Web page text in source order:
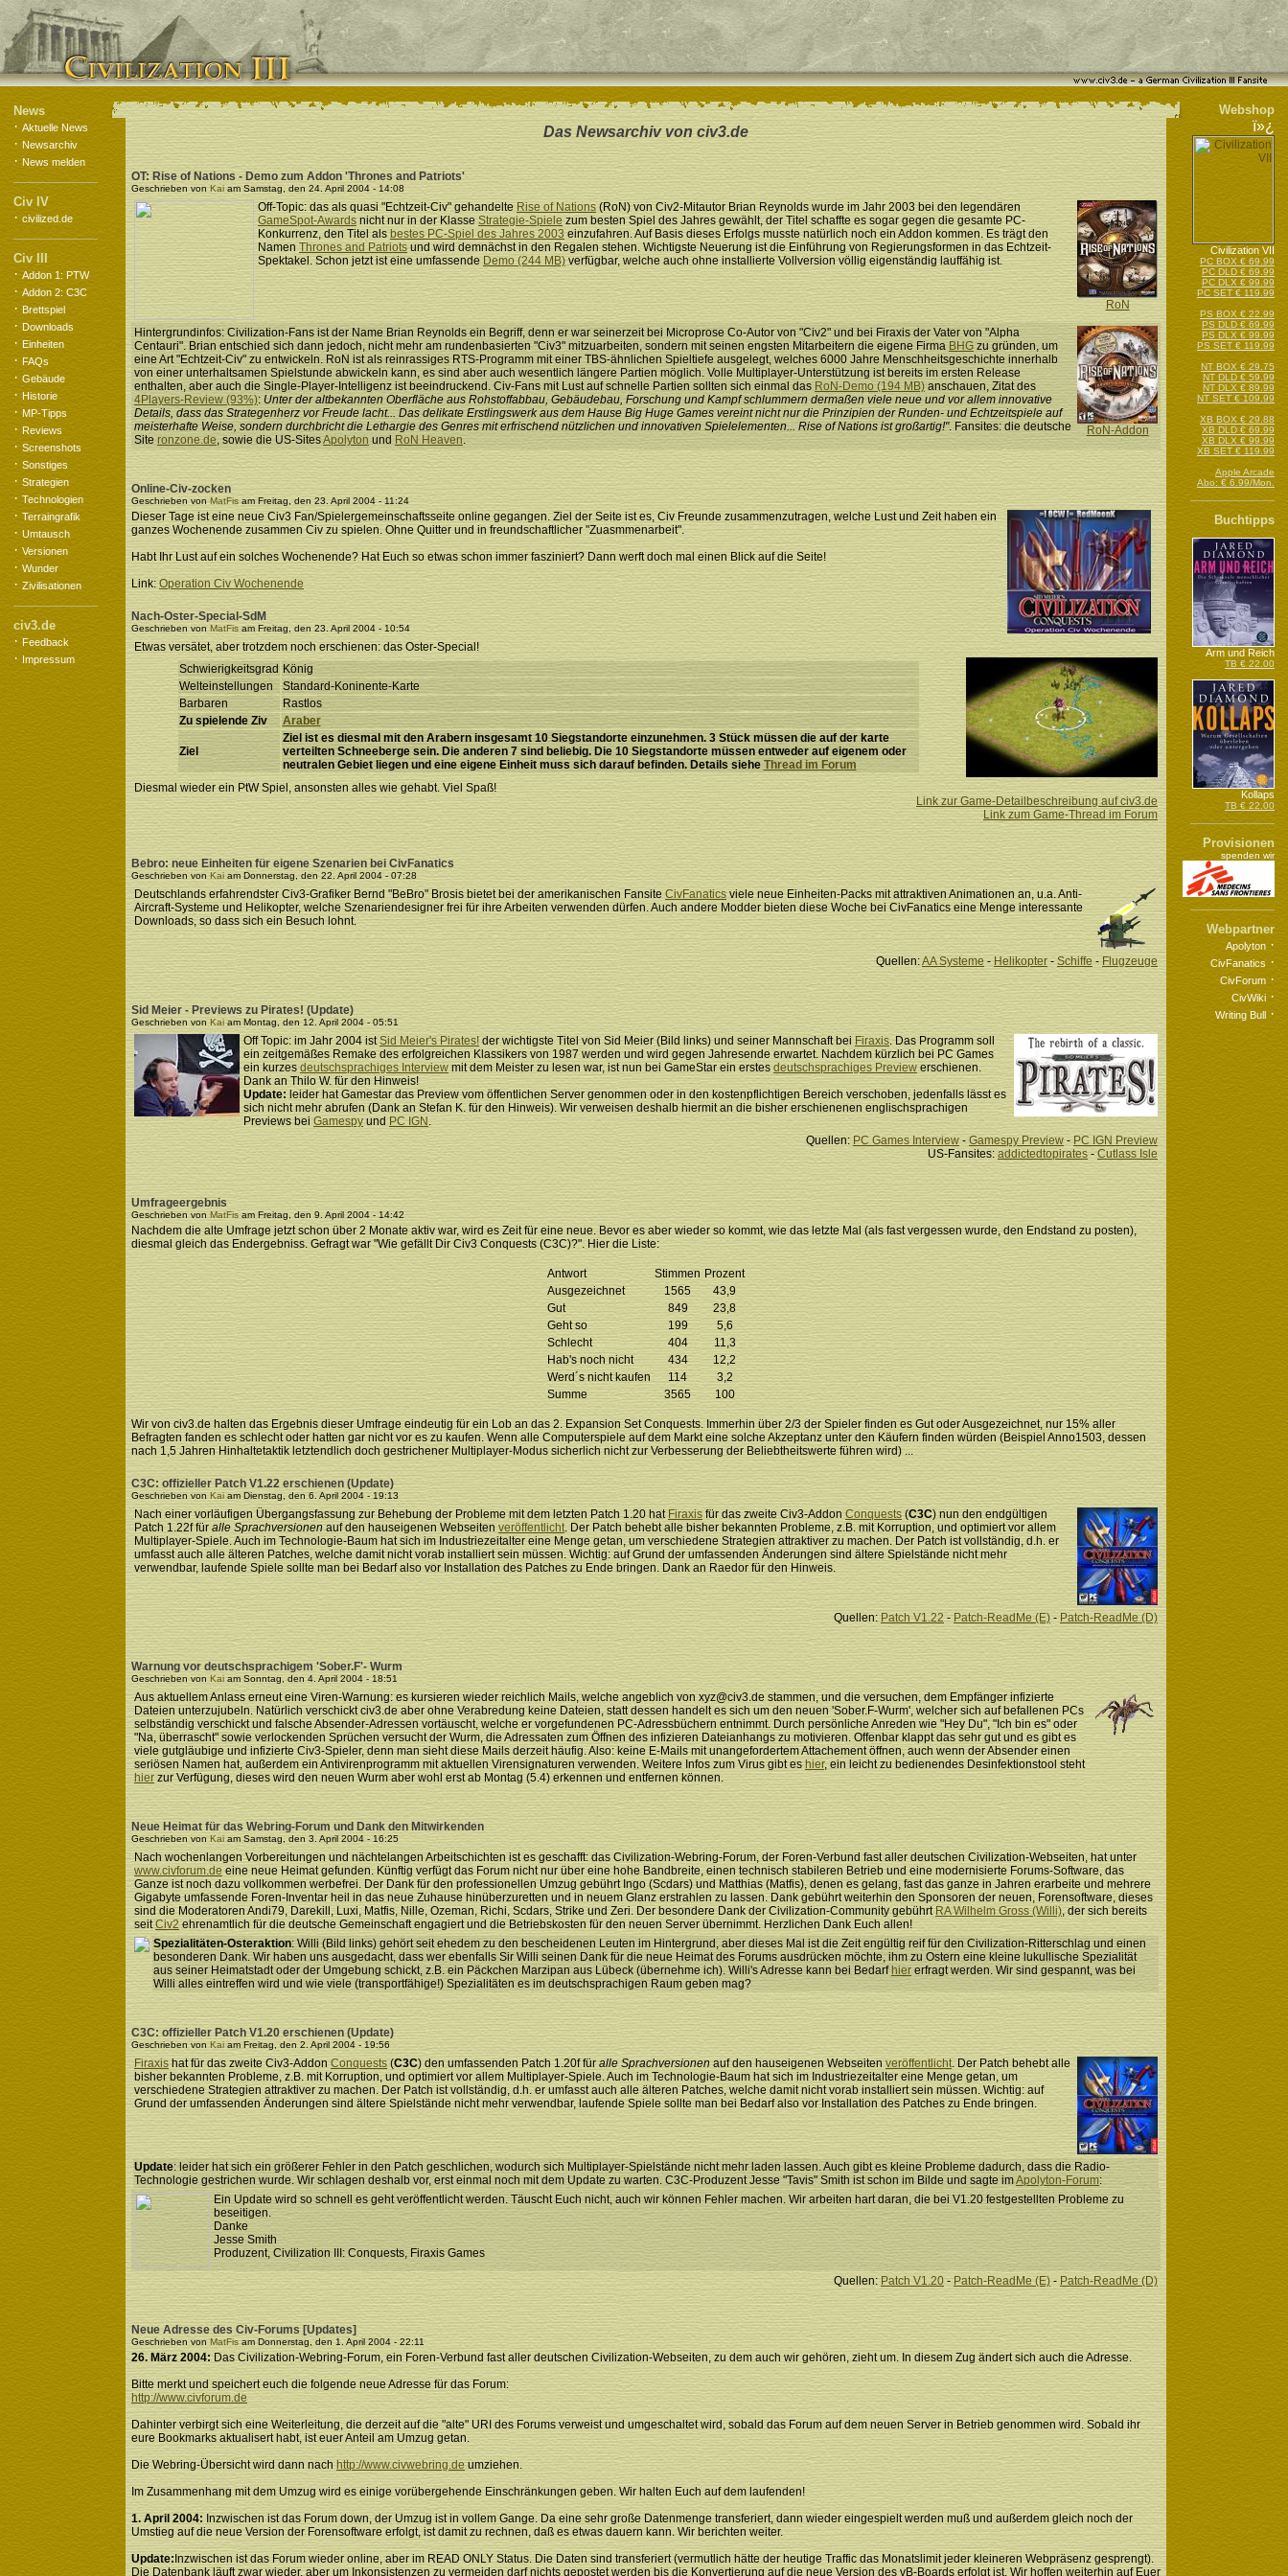
News Webshop
· Aktuelle News
· Newsarchiv
· News melden
Civ IV
· civilized.de
Civ III
· Addon 1: PTW
· Addon 2: C3C
· Brettspiel
· Downloads
· Einheiten
· FAQs
· Gebäude
· Historie
· MP-Tipps
· Reviews
· Screenshots
· Sonstiges
· Strategien
· Technologien
· Terraingrafik
· Umtausch
· Versionen
· Wunder
· Zivilisationen
civ3.de
· Feedback
· Impressum
Das Newsarchiv von civ3.de
OT: Rise of Nations - Demo zum Addon 'Thrones and Patriots'
Geschrieben vonKaiam Samstag, den 24. April 2004 - 14:08
Off-Topic: das als quasi "Echtzeit-Civ" gehandelteRise of Nations (RoN) von Civ2-Mitautor Brian Reynolds wurde im Jahr 2003 bei den legendären
GameSpot-Awardsnicht nur in der Klasse Strategie-Spiele zum besten Spiel des Jahres gewählt, der Titel schaffte es sogar gegen die gesamte PC-
Konkurrenz, den Titel als bestes PC-Spiel des Jahres 2003einzufahren. Auf Basis dieses Erfolgs musste natürlich noch ein Addon kommen. Es trägt den
Namen Thrones and Patriotsund wird demnächst in den Regalen stehen. Wichtigste Neuerung ist die Einführung von Regierungsformen in das Echtzeit-
Spektakel. Schon jetzt ist eine umfassende Demo (244 MB)verfügbar, welche auch ohne installierte Vollversion völlig eigenständig lauffähig ist.
RoN
Hintergrundinfos: Civilization-Fans ist der Name Brian Reynolds ein Begriff, denn er war seinerzeit bei Microprose Co-Autor von "Civ2" und bei Firaxis der Vater von "Alpha
Centauri". Brian entschied sich dann jedoch, nicht mehr am rundenbasierten "Civ3" mitzuarbeiten, sondern mit seinen engsten Mitarbeitern die eigene Firma BHGzu gründen, um
eine Art "Echtzeit-Civ" zu entwickeln. RoN ist als reinrassiges RTS-Programm mit einer TBS-ähnlichen Spieltiefe ausgelegt, welches 6000 Jahre Menschheitsgeschichte innerhalb
von einer unterhaltsamen Spielstunde abwickeln kann, es sind aber auch wesentlich längere Partien möglich. Volle Multiplayer-Unterstützung ist bereits im ersten Release
enthalten, aber auch die Single-Player-Intelligenz ist beeindruckend. Civ-Fans mit Lust auf schnelle Partien sollten sich einmal das RoN-Demo (194 MB) anschauen, Zitat des
4Players-Review (93%):Unter der altbekannten Oberfläche aus Rohstoffabbau, Gebäudebau, Forschung und Kampf schlummern dermaßen viele neue und vor allem innovative
Details, dass das Strategenherz vor Freude lacht... Das delikate Erstlingswerk aus dem Hause Big Huge Games vereint nicht nur die Prinzipien der Runden- und Echtzeitspiele auf
meisterhafte Weise, sondern durchbricht die Lethargie des Genres mit erfrischend nützlichen und innovativen Spielelementen... Rise of Nations ist großartig!". Fansites: die deutsche
Site ronzone.de, sowie die US-SitesApolyton und RoN Heaven.
RoN-Addon
Online-Civ-zocken
Geschrieben vonMatFisam Freitag, den 23. April 2004 - 11:24
Dieser Tage ist eine neue Civ3 Fan/Spielergemeinschaftsseite online gegangen. Ziel der Seite ist es, Civ Freunde zusammenzutragen, welche Lust und Zeit haben ein
ganzes Wochenende zusammen Civ zu spielen. Ohne Quitter und in freundschaftlicher "Zuasmmenarbeit".
Habt Ihr Lust auf ein solches Wochenende? Hat Euch so etwas schon immer fasziniert? Dann werft doch mal einen Blick auf die Seite!
Link: Operation Civ Wochenende
Nach-Oster-Special-SdM
Geschrieben von MatFis am Freitag, den 23. April 2004 - 10:54
Etwas versätet, aber trotzdem noch erschienen: das Oster-Special!
Schwierigkeitsgrad König
Welteinstellungen
Standard-Koninente-Karte
Barbaren
Rastlos
Zu spielende Ziv
Araber
Ziel
Ziel ist es diesmal mit den Arabern insgesamt 10 Siegstandorte einzunehmen. 3 Stück müssen die auf der karte
verteilten Schneeberge sein. Die anderen 7 sind beliebig. Die 10 Siegstandorte müssen entweder auf eigenem oder
neutralen Gebiet liegen und eine eigene Einheit muss sich darauf befinden. Details siehe Thread im Forum
Diesmal wieder ein PtW Spiel, ansonsten alles wie gehabt. Viel Spaß!
Link zur Game-Detailbeschreibung auf civ3.de
Link zum Game-Thread im Forum
Bebro: neue Einheiten für eigene Szenarien bei CivFanatics
Geschrieben von Kai am Donnerstag, den 22. April 2004 - 07:28
Deutschlands erfahrendster Civ3-Grafiker Bernd "BeBro" Brosis bietet bei der amerikanischen Fansite CivFanaticsviele neue Einheiten-Packs mit attraktiven Animationen an, u.a. Anti-
Aircraft-Systeme und Helikopter, welche Szenariendesigner frei für ihre Arbeiten verwenden dürfen. Auch andere Modder bieten diese Woche bei CivFanatics eine Menge interessante
Downloads, so dass sich ein Besuch lohnt.
Quellen:AA Systeme - Helikopter -Schiffe - Flugzeuge
Sid Meier - Previews zu Pirates! (Update)
Geschrieben vonKaiam Montag, den 12. April 2004 - 05:51
Off Topic: im Jahr 2004 istSid Meier's Pirates!der wichtigste Titel von Sid Meier (Bild links) und seiner Mannschaft bei Firaxis. Das Programm soll
ein zeitgemäßes Remake des erfolgreichen Klassikers von 1987 werden und wird gegen Jahresende erwartet. Nachdem kürzlich bei PC Games
ein kurzesdeutschsprachiges Interview mit dem Meister zu lesen war, ist nun bei GameStar ein erstesdeutschsprachiges Preview erschienen.
Dank an Thilo W. für den Hinweis!
Update:leider hat Gamestar das Preview vom öffentlichen Server genommen oder in den kostenpflichtigen Bereich verschoben, jedenfalls lässt es
sich nicht mehr abrufen (Dank an Stefan K. für den Hinweis). Wir verweisen deshalb hiermit an die bisher erschienenen englischsprachigen
Previews bei GamespyundPC IGN .
Quellen: PC Games Interview -Gamespy Preview- PC IGN Preview
US-Fansites: addictedtopirates- Cutlass Isle
Umfrageergebnis
Geschrieben vonMatFisam Freitag, den 9. April 2004 - 14:42
Nachdem die alte Umfrage jetzt schon über 2 Monate aktiv war, wird es Zeit für eine neue. Bevor es aber wieder so kommt, wie das letzte Mal (als fast vergessen wurde, den Endstand zu posten),
diesmal gleich das Endergebniss. Gefragt war "Wie gefällt Dir Civ3 Conquests (C3C)?". Hier die Liste:
Antwort Stimmen Prozent
Ausgezeichnet
1565
43,9
Gut
849
23,8
Geht so
199
5,6
Schlecht
404
11,3
Hab's noch nicht
434
12,2
Werd´s nicht kaufen
114
3,2
Summe
3565 100
Wir von civ3.de halten das Ergebnis dieser Umfrage eindeutig für ein Lob an das 2. Expansion Set Conquests. Immerhin über 2/3 der Spieler finden es Gut oder Ausgezeichnet, nur 15% aller
Befragten fanden es schlecht oder hatten gar nicht vor es zu kaufen. Wenn alle Computerspiele auf dem Markt eine solche Akzeptanz unter den Käufern finden würden (Beispiel Anno1503, dessen
nach 1,5 Jahren Hinhaltetaktik letztendlich doch gestrichener Multiplayer-Modus sicherlich nicht zur Verbesserung der Beliebtheitswerte führen wird) ...
C3C: offizieller Patch V1.22 erschienen (Update)
Geschrieben vonKai am Dienstag, den 6. April 2004 - 19:13
Nach einer vorläufigen Übergangsfassung zur Behebung der Probleme mit dem letzten Patch 1.20 hat Firaxis für das zweite Civ3-Addon Conquests(C3C) nun den endgültigen
Patch 1.22f füralle Sprachversionenauf den hauseigenen Webseitenveröffentlicht. Der Patch behebt alle bisher bekannten Probleme, z.B. mit Korruption, und optimiert vor allem
Multiplayer-Spiele. Auch im Technologie-Baum hat sich im Industriezeitalter eine Menge getan, um verschiedene Strategien attraktiver zu machen. Der Patch ist vollständig, d.h. er
umfasst auch alle älteren Patches, welche damit nicht vorab installiert sein müssen. Wichtig: auf Grund der umfassenden Änderungen sind ältere Spielstände nicht mehr
verwendbar, laufende Spiele sollte man bei Bedarf also vor Installation des Patches zu Ende bringen. Dank an Raedor für den Hinweis.
Quellen:Patch V1.22-Patch-ReadMe (E) -Patch-ReadMe (D)
Warnung vor deutschsprachigem 'Sober.F'- Wurm
Geschrieben vonKaiam Sonntag, den 4. April 2004 - 18:51
Aus aktuellem Anlass erneut eine Viren-Warnung: es kursieren wieder reichlich Mails, welche angeblich von xyz@civ3.de stammen, und die versuchen, dem Empfänger infizierte
Dateien unterzujubeln. Natürlich verschickt civ3.de aber ohne Verabredung keine Dateien, statt dessen handelt es sich um den neuen 'Sober.F-Wurm', welcher sich auf befallenen PCs
selbständig verschickt und falsche Absender-Adressen vortäuscht, welche er vorgefundenen PC-Adressbüchern entnimmt. Durch persönliche Anreden wie "Hey Du", "Ich bin es" oder
"Na, überrascht" sowie verlockenden Sprüchen versucht der Wurm, die Adressaten zum Öffnen des infizieren Dateianhangs zu motivieren. Offenbar klappt das sehr gut und es gibt es
viele gutgläubige und infizierte Civ3-Spieler, denn man sieht diese Mails derzeit häufig. Also: keine E-Mails mit unangefordertem Attachement öffnen, auch wenn der Absender einen
seriösen Namen hat, außerdem ein Antivirenprogramm mit aktuellen Virensignaturen verwenden. Weitere Infos zum Virus gibt eshier, ein leicht zu bedienendes Desinfektionstool steht
hier zur Verfügung, dieses wird den neuen Wurm aber wohl erst ab Montag (5.4) erkennen und entfernen können.
Neue Heimat für das Webring-Forum und Dank den Mitwirkenden
Geschrieben von Kai am Samstag, den 3. April 2004 - 16:25
Nach wochenlangen Vorbereitungen und nächtelangen Arbeitschichten ist es geschafft: das Civilization-Webring-Forum, der Foren-Verbund fast aller deutschen Civilization-Webseiten, hat unter
www.civforum.de eine neue Heimat gefunden. Künftig verfügt das Forum nicht nur über eine hohe Bandbreite, einen technisch stabileren Betrieb und eine modernisierte Forums-Software, das
Ganze ist noch dazu vollkommen werbefrei. Der Dank für den professionellen Umzug gebührt Ingo (Scdars) und Matthias (Matfis), denen es gelang, fast das ganze in Jahren erarbeite und mehrere
Gigabyte umfassende Foren-Inventar heil in das neue Zuhause hinüberzuretten und in neuem Glanz erstrahlen zu lassen. Dank gebührt weiterhin den Sponsoren der neuen, Forensoftware, dieses
sind die Moderatoren Andi79, Darekill, Luxi, Matfis, Nille, Ozeman, Richi, Scdars, Strike und Zeri. Der besondere Dank der Civilization-Community gebührtRA Wilhelm Gross (Willi), der sich bereits
seitCiv2ehrenamtlich für die deutsche Gemeinschaft engagiert und die Betriebskosten für den neuen Server übernimmt. Herzlichen Dank Euch allen!
Spezialitäten-Osteraktion: Willi (Bild links) gehört seit ehedem zu den bescheidenen Leuten im Hintergrund, aber dieses Mal ist die Zeit engültig reif für den Civilization-Ritterschlag und einen
besonderen Dank. Wir haben uns ausgedacht, dass wer ebenfalls Sir Willi seinen Dank für die neue Heimat des Forums ausdrücken möchte, ihm zu Ostern eine kleine lukullische Spezialität
aus seiner Heimatstadt oder der Umgebung schickt, z.B. ein Päckchen Marzipan aus Lübeck (übernehme ich). Willi's Adresse kann bei Bedarfhier erfragt werden. Wir sind gespannt, was bei
Willi alles eintreffen wird und wie viele (transportfähige!) Spezialitäten es im deutschsprachigen Raum geben mag?
C3C: offizieller Patch V1.20 erschienen (Update)
Geschrieben vonKaiam Freitag, den 2. April 2004 - 19:56
Firaxishat für das zweite Civ3-Addon Conquests(C3C) den umfassenden Patch 1.20f für alle Sprachversionen auf den hauseigenen Webseiten veröffentlicht. Der Patch behebt alle
bisher bekannten Probleme, z.B. mit Korruption, und optimiert vor allem Multiplayer-Spiele. Auch im Technologie-Baum hat sich im Industriezeitalter eine Menge getan, um
verschiedene Strategien attraktiver zu machen. Der Patch ist vollständig, d.h. er umfasst auch alle älteren Patches, welche damit nicht vorab installiert sein müssen. Wichtig: auf
Grund der umfassenden Änderungen sind ältere Spielstände nicht mehr verwendbar, laufende Spiele sollte man bei Bedarf also vor Installation des Patches zu Ende bringen.
Update: leider hat sich ein größerer Fehler in den Patch geschlichen, wodurch sich Multiplayer-Spielstände nicht mehr laden lassen. Auch gibt es kleine Probleme dadurch, dass die Radio-
Technologie gestrichen wurde. Wir schlagen deshalb vor, erst einmal noch mit dem Update zu warten. C3C-Produzent Jesse "Tavis" Smith ist schon im Bilde und sagte imApolyton-Forum:
Ein Update wird so schnell es geht veröffentlicht werden. Täuscht Euch nicht, auch wir können Fehler machen. Wir arbeiten hart daran, die bei V1.20 festgestellten Probleme zu
beseitigen.
Danke
Jesse Smith
Produzent, Civilization III: Conquests, Firaxis Games
Quellen:Patch V1.20-Patch-ReadMe (E)- Patch-ReadMe (D)
Neue Adresse des Civ-Forums [Updates]
Geschrieben von MatFisam Donnerstag, den 1. April 2004 - 22:11
26. März 2004:Das Civilization-Webring-Forum, ein Foren-Verbund fast aller deutschen Civilization-Webseiten, zu dem auch wir gehören, zieht um. In diesem Zug ändert sich auch die Adresse.
Bitte merkt und speichert euch die folgende neue Adresse für das Forum:
http://www.civforum.de
Dahinter verbirgt sich eine Weiterleitung, die derzeit auf die "alte" URI des Forums verweist und umgeschaltet wird, sobald das Forum auf dem neuen Server in Betrieb genommen wird. Sobald ihr
eure Bookmarks aktualisert habt, ist euer Anteil am Umzug getan.
Die Webring-Übersicht wird dann nachhttp://www.civwebring.deumziehen.
Im Zusammenhang mit dem Umzug wird es einige vorübergehende Einschränkungen geben. Wir halten Euch auf dem laufenden!
1. April 2004: Inzwischen ist das Forum down, der Umzug ist in vollem Gange. Da eine sehr große Datenmenge transferiert, dann wieder eingespielt werden muß und außerdem gleich noch der
Umstieg auf die neue Version der Forensoftware erfolgt, ist damit zu rechnen, daß es etwas dauern kann. Wir berichten weiter.
Update:Inzwischen ist das Forum wieder online, aber im READ ONLY Status. Die Daten sind transferiert (vermutlich hätte der heutige Traffic das Monatslimit jeder kleineren Webpräsenz gesprengt).
Die Datenbank läuft zwar wieder, aber um Inkonsistenzen zu vermeiden darf nichts gepostet werden bis die Konvertierung auf die neue Version des vB-Boards erfolgt ist. Wir hoffen weiterhin auf Euer
ï»¿
Civilization VII
PC BOX € 69.99
PC DLD € 69.99
PC DLX € 99.99
PC SET € 119.99
PS BOX € 22.99
PS DLD € 69.99
PS DLX € 99.99
PS SET € 119.99
NT BOX € 29.75
NT DLD € 59.99
NT DLX € 89.99
NT SET € 109.99
XB BOX € 29.88
XB DLD € 69.99
XB DLX € 99.99
XB SET € 119.99
Apple Arcade
Abo: € 6.99/Mon.
Buchtipps
Arm und Reich
TB € 22.00
Kollaps
TB € 22.00
Provisionen
spenden wir
Webpartner
Apolyton ·
CivFanatics ·
CivForum ·
CivWiki ·
Writing Bull ·